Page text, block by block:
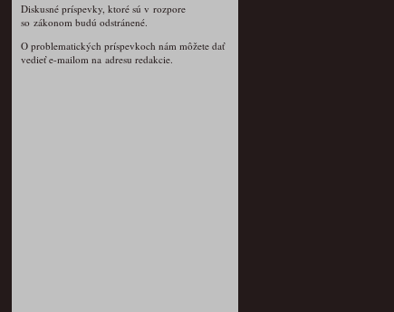
Diskusné príspevky, ktoré sú v rozpore
so zákonom budú odstránené.
O problematických príspevkoch nám môžete dať
vedieť e-mailom na adresu redakcie.